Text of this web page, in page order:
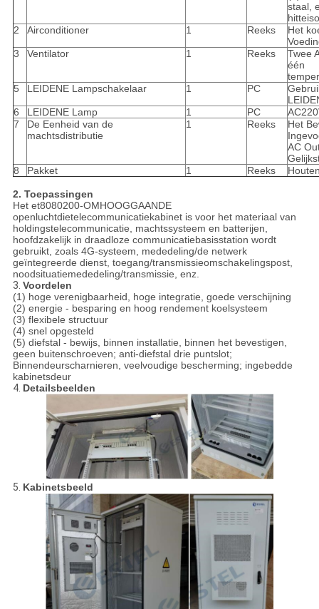
staal,
2
Airconditioner 1 Reeks
Het
3
Ventilator 1 Reeks
Twee
één
5
LEIDENE Lampschakelaar 1 PC
6
LEIDENE Lamp 1 PC
7
De Eenheid van de
machtsdistributie
1 Reeks
Het
AC
8
Pakket 1 Reeks
2. Toepassingen
Het et8080200-OMHOOGGAANDE
openluchtdietelecommunicatiekabinet is voor het materiaal van
holdingstelecommunicatie, machtssysteem en batterijen,
hoofdzakelijk in draadloze communicatiebasisstation wordt
gebruikt, zoals 4G-systeem, mededeling/de netwerk
geïntegreerde dienst, toegang/transmissieomschakelingspost,
noodsituatiemededeling/transmissie, enz.
3. Voordelen
(1) hoge verenigbaarheid, hoge integratie, goede verschijning
(2) energie - besparing en hoog rendement koelsysteem
(3) flexibele structuur
(4) snel opgesteld
(5) diefstal - bewijs, binnen installatie, binnen het bevestigen,
geen buitenschroeven; anti-diefstal drie puntslot;
Binnendeurscharnieren, veelvoudige bescherming; ingebedde
kabinetsdeur
4. Detailsbeelden
5. Kabinetsbeeld